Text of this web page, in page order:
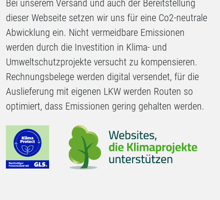
Bei unserem Versand und auch der Bereitstellung
dieser Webseite setzen wir uns für eine Co2-neutrale
Abwicklung ein. Nicht vermeidbare Emissionen
werden durch die Investition in Klima- und
Umweltschutzprojekte versucht zu kompensieren.
Rechnungsbelege werden digital versendet, für die
Auslieferung mit eigenen LKW werden Routen so
optimiert, dass Emissionen gering gehalten werden.